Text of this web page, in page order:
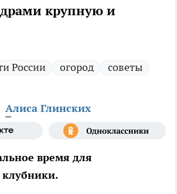
крупную и
России огород советы
Алиса Глинских
время для